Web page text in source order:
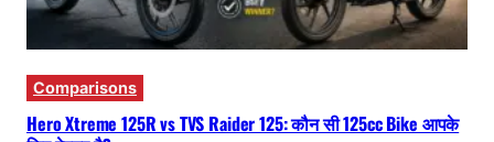
Comparisons
Hero Xtreme 125R vs TVS Raider 125: कौन सी 125cc Bike आपके